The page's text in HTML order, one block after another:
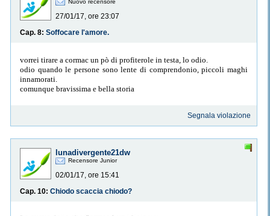
Nuovo recensore
27/01/17, ore 23:07
Cap. 8: Soffocare l'amore.
vorrei tirare a cormac un pò di profiterole in testa, lo odio.
odio quando le persone sono lente di comprendonio, piccoli maghi
innamorati.
comunque bravissima e bella storia
Segnala violazione
lunadivergente21dw
Recensore Junior
02/01/17, ore 15:41
Cap. 10: Chiodo scaccia chiodo?